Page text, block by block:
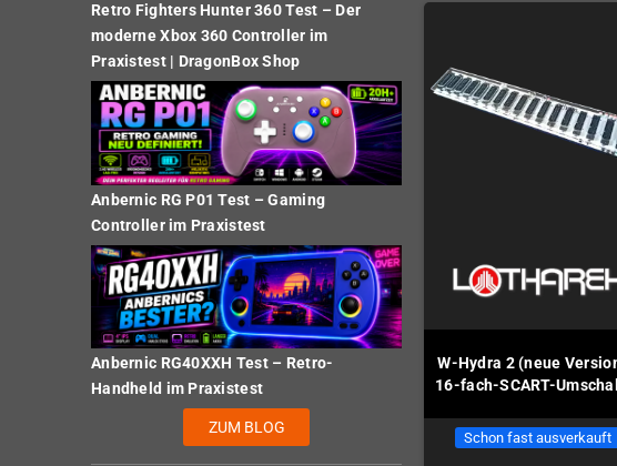
Retro Fighters Hunter 360 Test – Der
moderne Xbox 360 Controller im
Praxistest | DragonBox Shop
Anbernic RG P01 Test – Gaming
Controller im Praxistest
Anbernic RG40XXH Test – Retro-
Handheld im Praxistest
ZUM BLOG
W-Hydra 2 (neue
16-fach-SCART-
Schon fast ausverkauft